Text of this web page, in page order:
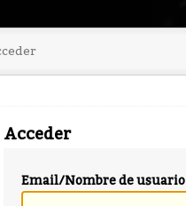
Acceder
Email/Nombre de usuario